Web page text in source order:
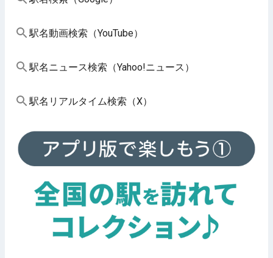
駅名動画検索（YouTube）
駅名ニュース検索（Yahoo!ニュース）
駅名リアルタイム検索（X）